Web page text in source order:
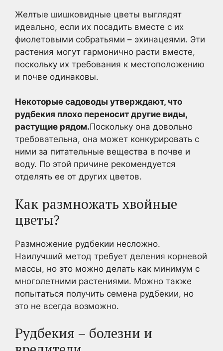
Желтые шишковидные цветы выглядят
идеально, если их посадить вместе с их
фиолетовыми собратьями – эхинацеями. Эти
растения могут гармонично расти вместе,
поскольку их требования к местоположению
и почве одинаковы.
Некоторые садоводы утверждают, что
рудбекия плохо переносит другие виды,
растущие рядом.Поскольку она довольно
требовательна, она может конкурировать с
ними за питательные вещества в почве и
воду. По этой причине рекомендуется
отделять ее от других цветов.
Как размножать хвойные
цветы?
Размножение рудбекии несложно.
Наилучший метод требует деления корневой
массы, но это можно делать как минимум с
многолетними растениями. Можно также
попытаться получить семена рудбекии, но
это не всегда возможно.
Рудбекия – болезни и